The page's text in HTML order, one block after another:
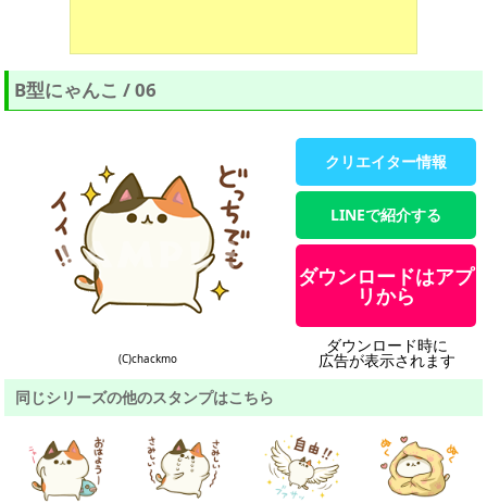
B型にゃんこ / 06
(C)chackmo
クリエイター情報
LINEで紹介する
ダウンロードはアプ
リから
ダウンロード時に
広告が表示されます
同じシリーズの他のスタンプはこちら